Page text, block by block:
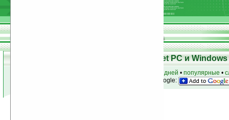
25
Программы для КПК Pocket PC и Windows
за 7 дней • популярные •
на Google: